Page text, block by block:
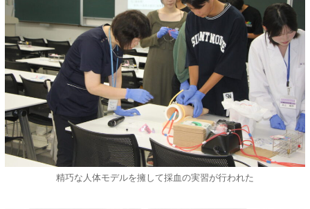
精巧な人体モデルを擁して採血の実習が行われた